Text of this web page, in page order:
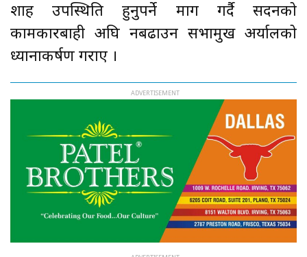
शाह उपस्थिति हुनुपर्ने माग गर्दै सदनको
कामकारबाही अघि नबढाउन सभामुख अर्यालको
ध्यानाकर्षण गराए ।